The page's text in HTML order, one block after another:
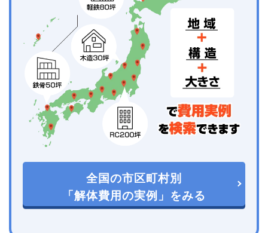
全国の市区町村別
「解体費用の実例」をみる